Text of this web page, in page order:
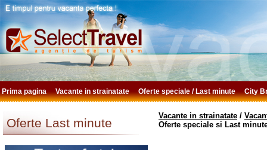
Prima pagina Vacante in strainatate Oferte speciale / Last minute City
Oferte Last minute
Vacante in strainatate /
Oferte speciale si Last